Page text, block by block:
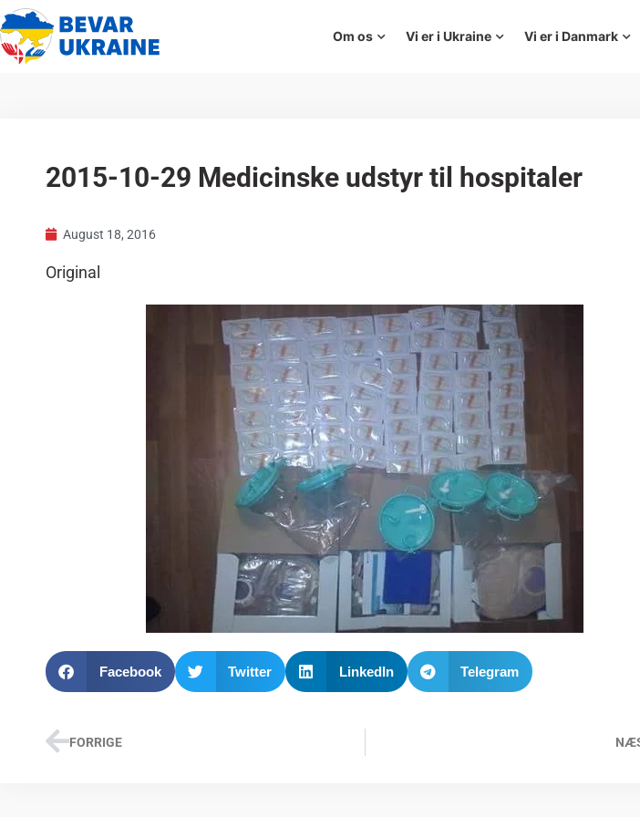
Om os Vi er i Ukraine Vi er i Danmark
2015-10-29 Medicinske udstyr til hospitaler
August 18, 2016
Original
Facebook Twitter LinkedIn Telegram
FORRIGE